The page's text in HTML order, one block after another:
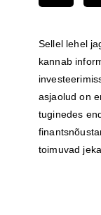
Sellel lehel
kannab
asjaolud on
tuginedes
toimuvad